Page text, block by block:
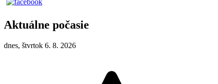
Aktuálne počasie
dnes, štvrtok 6. 8. 2026